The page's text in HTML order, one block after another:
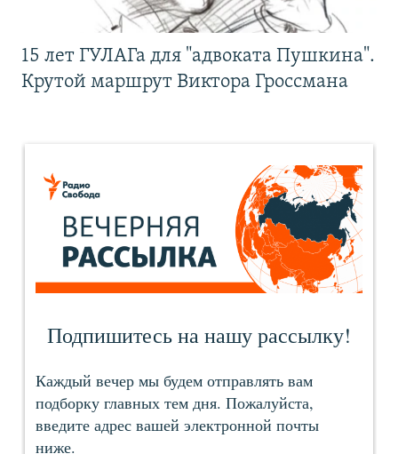
15 лет ГУЛАГа для "адвоката Пушкина".
Крутой маршрут Виктора Гроссмана